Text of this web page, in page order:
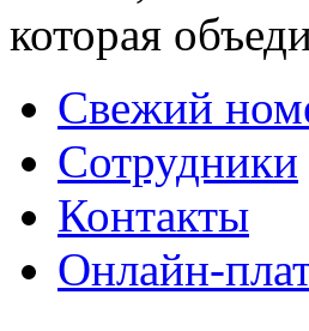
которая
Свежий
Сотрудники
Контакты
Онлайн-